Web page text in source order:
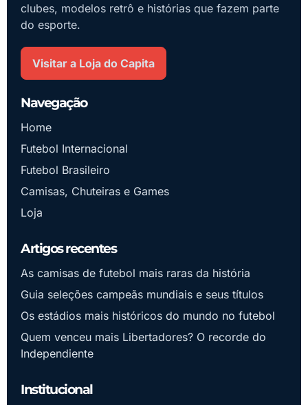
clubes, modelos retrô e histórias que fazem parte
do esporte.
Visitar a Loja do Capita
Navegação
Home
Futebol Internacional
Futebol Brasileiro
Camisas, Chuteiras e Games
Loja
Artigos recentes
As camisas de futebol mais raras da história
Guia seleções campeãs mundiais e seus títulos
Os estádios mais históricos do mundo no futebol
Quem venceu mais Libertadores? O recorde do
Independiente
Institucional